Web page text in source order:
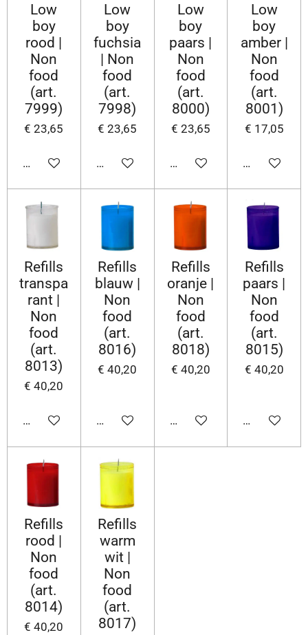
Low
boy
rood |
Non
food
(art.
7999)
€ 23,65
In winkelwagen
Low
boy
fuchsia
| Non
food
(art.
7998)
€ 23,65
In winkelwagen
Low
boy
paars |
Non
food
(art.
8000)
€ 23,65
In winkelwagen
Low
boy
amber |
Non
food
(art.
8001)
€ 17,05
In
Refills
transpa
rant |
Non
food
(art.
8013)
€ 40,20
In winkelwagen
Refills
blauw |
Non
food
(art.
8016)
€ 40,20
In winkelwagen
Refills
oranje |
Non
food
(art.
8018)
€ 40,20
In winkelwagen
Refills
paars |
Non
food
(art.
8015)
€ 40,20
In
Refills
rood |
Non
food
(art.
8014)
€ 40,20
Refills
warm
wit |
Non
food
(art.
8017)